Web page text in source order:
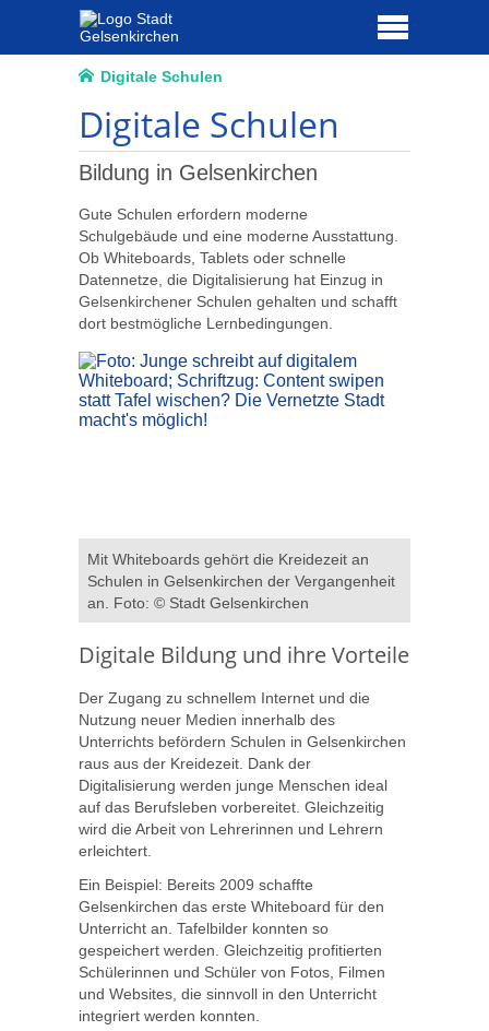
Digitale Schulen
Digitale Schulen
Bildung in Gelsenkirchen
Gute Schulen erfordern moderne
Schulgebäude und eine moderne Ausstattung.
Ob Whiteboards, Tablets oder schnelle
Datennetze, die Digitalisierung hat Einzug in
Gelsenkirchener Schulen gehalten und schafft
dort bestmögliche Lernbedingungen.
Mit Whiteboards gehört die Kreidezeit an
Schulen in Gelsenkirchen der Vergangenheit
an. Foto: © Stadt Gelsenkirchen
Digitale Bildung und ihre Vorteile
Der Zugang zu schnellem Internet und die
Nutzung neuer Medien innerhalb des
Unterrichts befördern Schulen in Gelsenkirchen
raus aus der Kreidezeit. Dank der
Digitalisierung werden junge Menschen ideal
auf das Berufsleben vorbereitet. Gleichzeitig
wird die Arbeit von Lehrerinnen und Lehrern
erleichtert.
Ein Beispiel: Bereits 2009 schaffte
Gelsenkirchen das erste Whiteboard für den
Unterricht an. Tafelbilder konnten so
gespeichert werden. Gleichzeitig profitierten
Schülerinnen und Schüler von Fotos, Filmen
und Websites, die sinnvoll in den Unterricht
integriert werden konnten.